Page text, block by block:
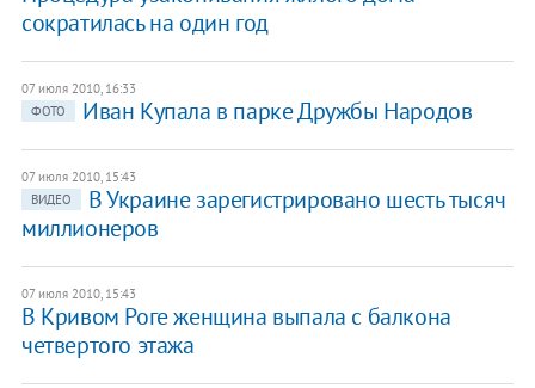
сократилась на один год
07 июля 2010, 16:33
ФОТО
Иван Купала в парке Дружбы Народов
07 июля 2010, 15:43
ВИДЕО
В Украине зарегистрировано шесть тысяч
миллионеров
07 июля 2010, 15:43
В Кривом Роге женщина выпала с балкона
четвертого этажа